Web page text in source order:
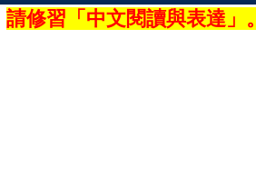
請修習「中文閱讀與表達」。